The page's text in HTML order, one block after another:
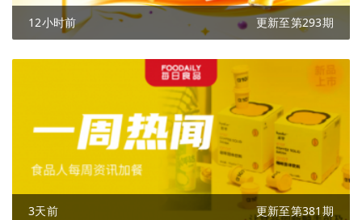
12小时前 更新至第293期
3天前 更新至第381期